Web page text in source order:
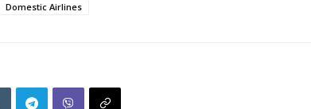
Domestic Airlines